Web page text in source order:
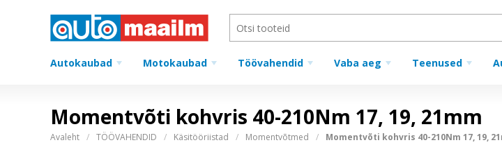
Autokaubad Motokaubad Töövahendid Vaba aeg Teenused
Momentvõti kohvris 40-210Nm 17, 19, 21mm
Avaleht TÖÖVAHENDID Käsitööriistad Momentvõtmed Momentvõti kohvris 40-210Nm 17, 19,